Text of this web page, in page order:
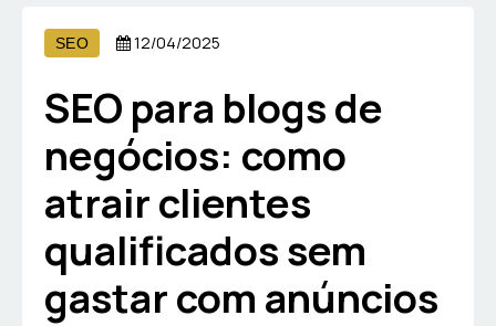
SEO 12/04/2025
SEO para blogs de
negócios: como
atrair clientes
qualificados sem
gastar com anúncios